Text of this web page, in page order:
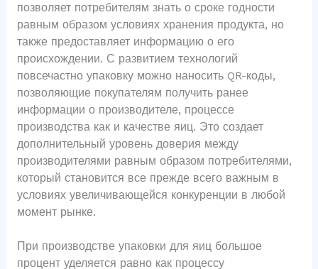
позволяет потребителям знать о сроке годности
равным образом условиях хранения продукта, но
также предоставляет информацию о его
происхождении. С развитием технологий
повсечастно упаковку можно наносить QR-коды,
позволяющие покупателям получить ранее
информации о производителе, процессе
производства как и качестве яиц. Это создает
дополнительный уровень доверия между
производителями равным образом потребителями,
который становится все прежде всего важным в
условиях увеличивающейся конкуренции в любой
момент рынке.
При производстве упаковки для яиц большое
процент уделяется равно как процессу